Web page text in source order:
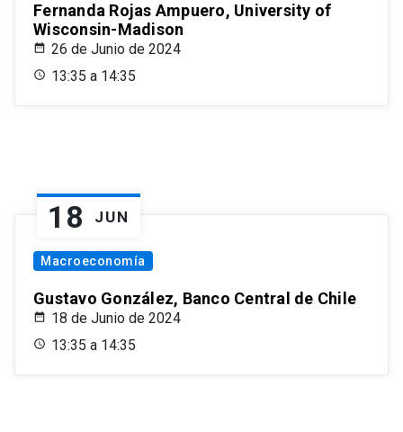
Fernanda Rojas Ampuero, University of
Wisconsin-Madison
26 de Junio de 2024
13:35 a 14:35
18 JUN
Macroeconomía
Gustavo González, Banco Central de Chile
18 de Junio de 2024
13:35 a 14:35